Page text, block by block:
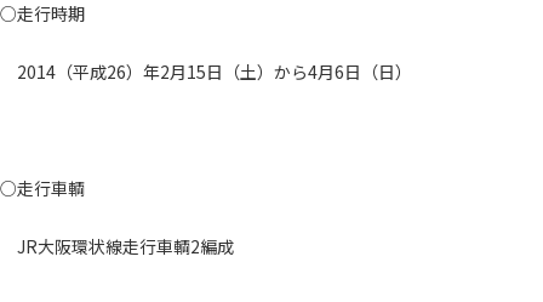
○走行時期
2014（平成26）年2月15日（土）から4月6日（日）
○走行車輌
JR大阪環状線走行車輌2編成